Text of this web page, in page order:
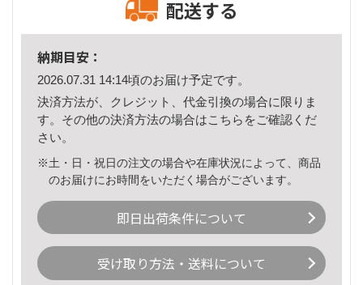
配送する
納期目安：
2026.07.31 14:14頃のお届け予定です。
決済方法が、クレジット、代金引換の場合に限りま
す。その他の決済方法の場合はこちら をご確認くだ
さい。
※土・日・祝日の注文の場合や在庫状況によって、商品
のお届けにお時間をいただく場合がございます。
即日出荷条件について
受け取り方法・送料について